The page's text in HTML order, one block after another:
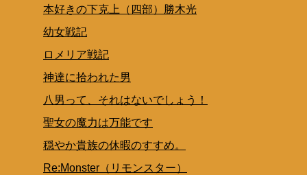
本好きの下克上（四部）勝木光
幼女戦記
ロメリア戦記
神達に拾われた男
八男って、それはないでしょう！
聖女の魔力は万能です
穏やか貴族の休暇のすすめ。
Re:Monster（リモンスター）